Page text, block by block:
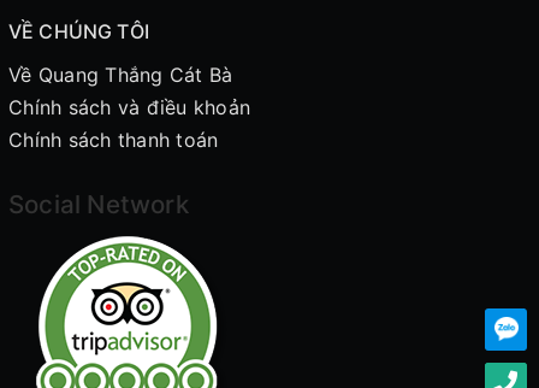
VỀ CHÚNG TÔI
Về Quang Thắng Cát Bà
Chính sách và điều khoản
Chính sách thanh toán
Social Network